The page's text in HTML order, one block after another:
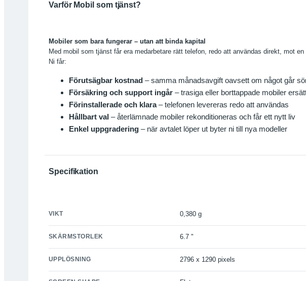
Varför Mobil som tjänst?
Mobiler som bara fungerar – utan att binda kapital
Med mobil som tjänst får era medarbetare rätt telefon, redo att användas direkt, mot
Ni får:
Förutsägbar kostnad – samma månadsavgift oavsett om något går
Försäkring och support ingår – trasiga eller borttappade mobiler
Förinstallerade och klara– telefonen levereras redo att användas
Hållbart val – återlämnade mobiler rekonditioneras och får ett nytt liv
Enkel uppgradering – när avtalet löper ut byter ni till nya modeller
Specifikation
VIKT 0,380 g
SKÄRMSTORLEK 6.7 "
UPPLÖSNING 2796 x 1290 pixels